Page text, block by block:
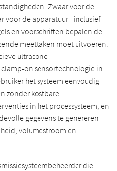
Zwaar voor de
voor de apparatuur - inclusief
en voorschriften bepalen de
meettaken moet uitvoeren.
ultrasone
on sensortechnologie in
het systeem eenvoudig
zonder kostbare
in het processysteem, en
gegevens te genereren
volumestroom en
die